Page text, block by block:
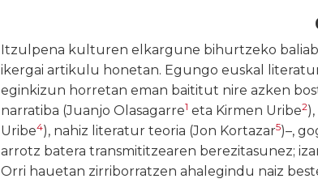
Itzulpena kulturen elkargune bihurtzeko
ikergai artikulu honetan. Egungo euskal
eginkizun horretan eman baititut nire azken
narratiba (Juanjo Olasagarre1 eta Kirmen Uribe2
Uribe4), nahiz literatur teoria (Jon Kortazar5)–,
arrotz batera transmititzearen berezitasunez;
Orri hauetan zirriborratzen ahalegindu naiz